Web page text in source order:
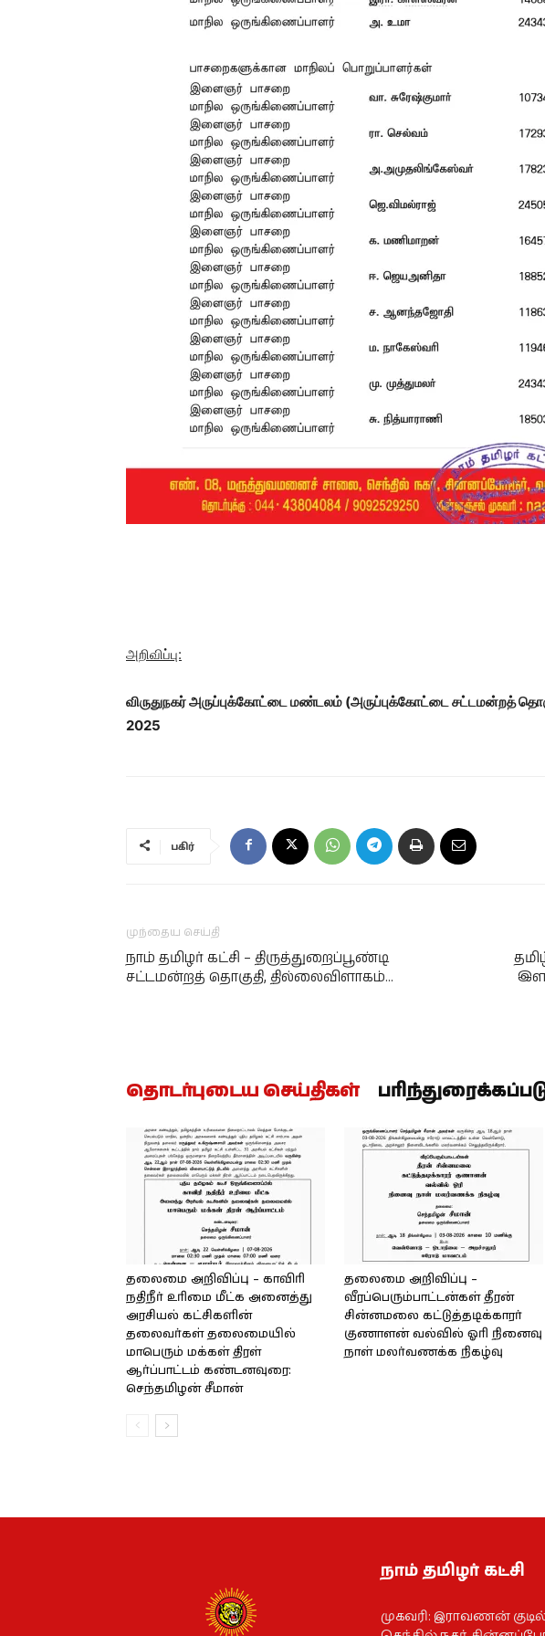
அறிவிப்பு:
விருதுநகர்அருப்புக்கோட்டை மண்டலம் (அருப்புக்கோட்டை சட்டமன்றத்
2025
பகிர்
முந்தைய செய்தி
நாம் தமிழர் கட்சி – திருத்துறைப்பூண்டி
சட்டமன்றத் தொகுதி, தில்லைவிளாகம்…
தொடர்புடைய செய்திகள்
தலைமை அறிவிப்பு – காவிரி
நதிநீர் உரிமை மீட்க அனைத்து
அரசியல் கட்சிகளின்
தலைவர்கள் தலைமையில்
மாபெரும் மக்கள் திரள்
ஆர்ப்பாட்டம் கண்டனவுரை:
செந்தமிழன் சீமான்
தலைமை அறிவிப்பு –
வீரப்பெரும்பாட்டன்கள் தீரன்
சின்னமலை கட்டுத்தடிக்காரர்
குணாளன் வல்வில் ஓரி நினைவு
நாள் மலர்வணக்க நிகழ்வு
நாம் தமிழர் கட்சி
முகவரி: இராவணன்